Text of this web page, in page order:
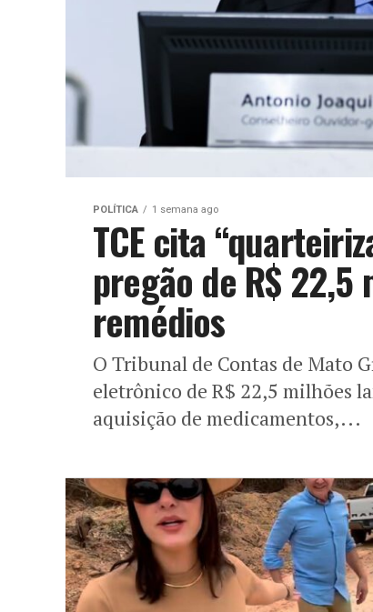
POLÍTICA 1 semana ago
TCE cita
pregão de R$ 22,5
remédios
O Tribunal de Contas de Mato
eletrônico de R$ 22,5 milhões
aquisição de medicamentos,...